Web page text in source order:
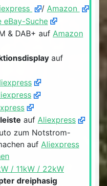
/ Amazon
eBay-Suche
& DAB+ auf Amazon
auf
auf Aliexpress
zum Notstrom-
auf Aliexpress
/ 11kW / 22kW
dreiphasig